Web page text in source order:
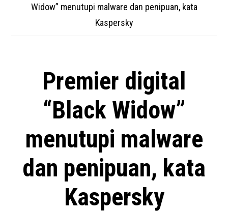
Widow” menutupi malware dan penipuan, kata
Kaspersky
Premier digital
“Black Widow”
menutupi malware
dan penipuan, kata
Kaspersky